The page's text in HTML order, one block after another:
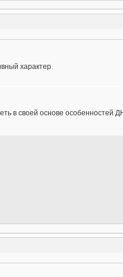
характер.
в своей основе особенностей